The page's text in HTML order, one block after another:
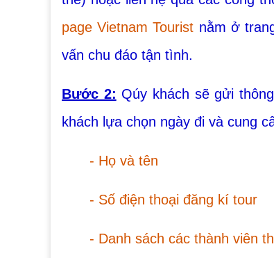
page Vietnam Tourist nằm ở
vấn chu đáo tận tình.
Bước 2: Qúy khách sẽ gửi
khách lựa chọn ngày đi và cung
- Họ và tên
- Số điện thoại đăng kí tour
- Danh sách các thành viên